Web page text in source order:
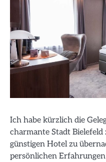
Ich habe kürzlich die
charmante Stadt
günstigen Hotel zu
persönlichen